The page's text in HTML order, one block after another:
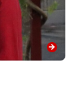
arrow_forward